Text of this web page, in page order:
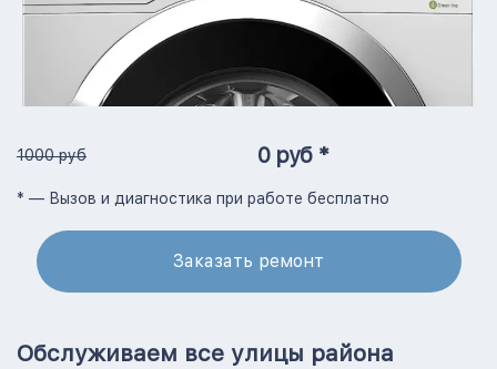
1000 руб 0 руб *
* — Вызов и диагностика при работе бесплатно
Заказать ремонт
Обслуживаем все улицы района